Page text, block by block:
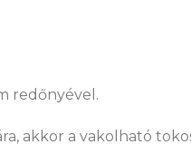
redőnyével.
akkor a vakolható